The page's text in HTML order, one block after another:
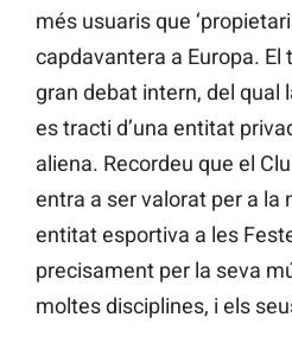
més usuaris que
capdavantera a Europa. El
gran debat intern, del qual
es tracti d’una entitat
aliena. Recordeu que el
entra a ser valorat per a la
entitat esportiva a les
precisament per la seva
moltes disciplines, i els